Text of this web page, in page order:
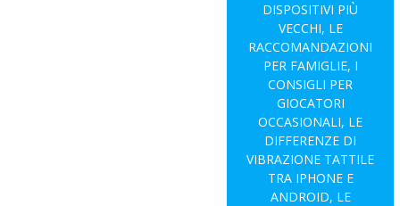
DISPOSITIVI PIÙ
VECCHI, LE
RACCOMANDAZIONI
PER FAMIGLIE, I
CONSIGLI PER
GIOCATORI
OCCASIONALI, LE
DIFFERENZE DI
VIBRAZIONE TATTILE
TRA IPHONE E
ANDROID, LE